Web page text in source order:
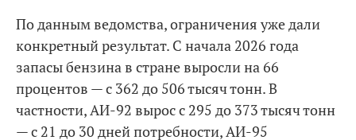
По данным ведомства, ограничения уже дали
конкретный результат. С начала 2026 года
запасы бензина в стране выросли на 66
процентов — с 362 до 506 тысяч тонн. В
частности, АИ-92 вырос с 295 до 373 тысяч тонн
— с 21 до 30 дней потребности, АИ-95